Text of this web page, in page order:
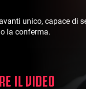
unico, capace di
la conferma.
IL VIDEO